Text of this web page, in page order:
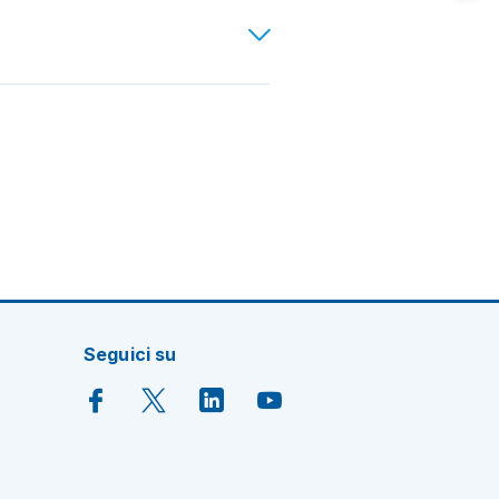
Seguici su